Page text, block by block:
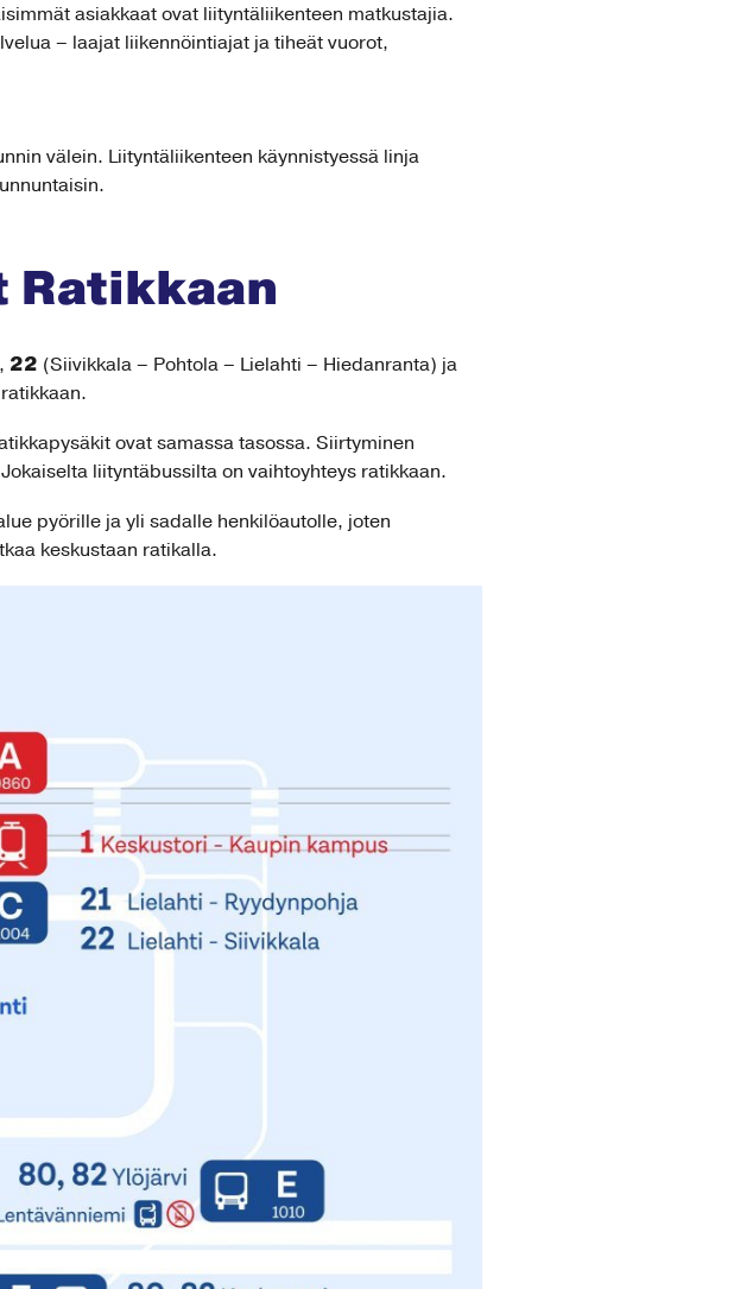
asiakkaat ovat liityntäliikenteen matkustajia.
– laajat liikennöintiajat ja tiheät vuorot,
välein. Liityntäliikenteen käynnistyessä linja
22 (Siivikkala – Pohtola – Lielahti – Hiedanranta) ja
ovat samassa tasossa. Siirtyminen
liityntäbussilta on vaihtoyhteys ratikkaan.
pyörille ja yli sadalle henkilöautolle, joten
keskustaan ratikalla.